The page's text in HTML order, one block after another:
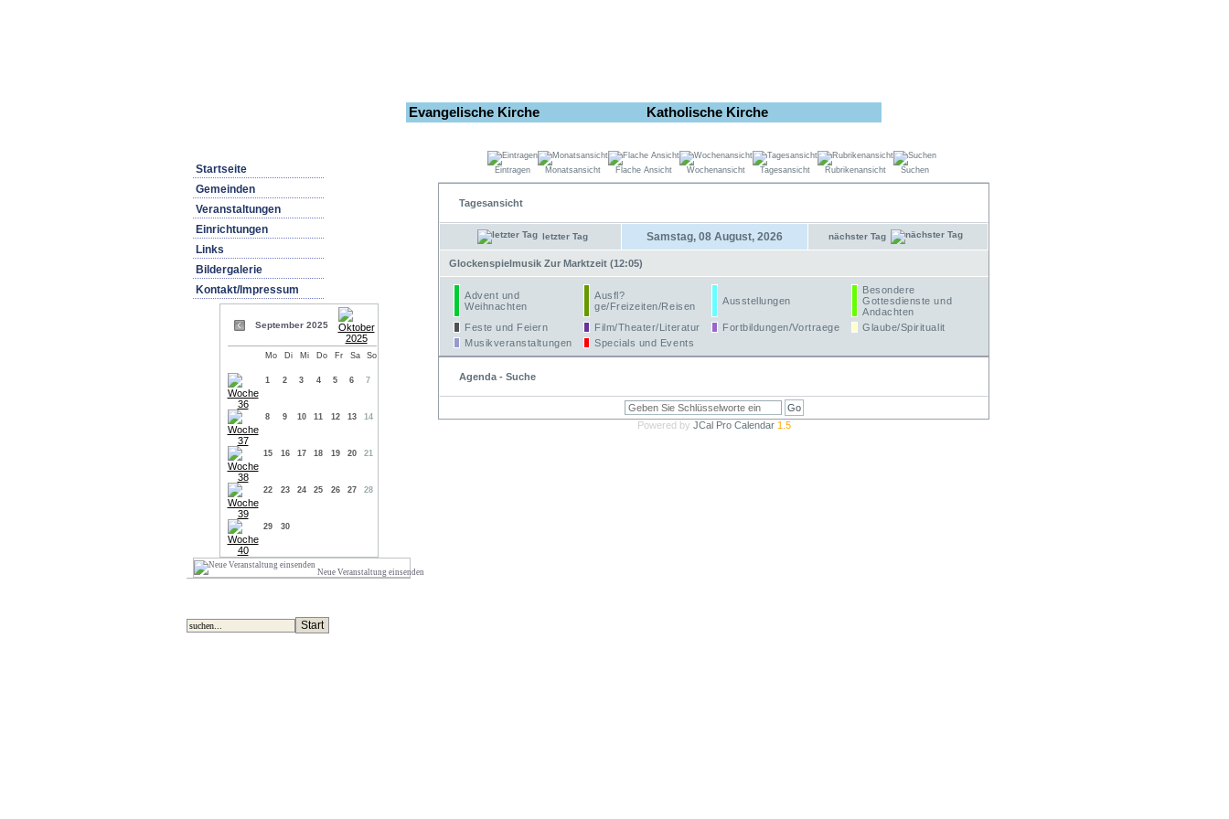
Evangelische Kirche Katholische Kirche
Startseite
Gemeinden
Veranstaltungen
Einrichtungen
Links
Bildergalerie
Kontakt/Impressum
September 2025
Mo Di Mi Do Fr Sa So
1 2 3 4 5 6 7
8 9 10 11 12 13 14
15 16 17 18 19 20 21
22 23 24 25 26 27 28
29 30
Neue Veranstaltung einsenden
Eintragen Monatsansicht Flache Ansicht Wochenansicht Tagesansicht Rubrikenansicht Suchen
Tagesansicht
letzter Tag Samstag, 08 August, 2026 nächster Tag
Glockenspielmusik Zur Marktzeit (12:05)
Advent und
Weihnachten
Ausfl?
ge/Freizeiten/Reisen
Ausstellungen
Besondere
Gottesdienste und
Andachten
Feste und Feiern
Film/Theater/Literatur Fortbildungen/Vortraege
Glaube/Spiritualit
Musikveranstaltungen
Specials und Events
Agenda - Suche
Powered by JCal Pro Calendar 1.5